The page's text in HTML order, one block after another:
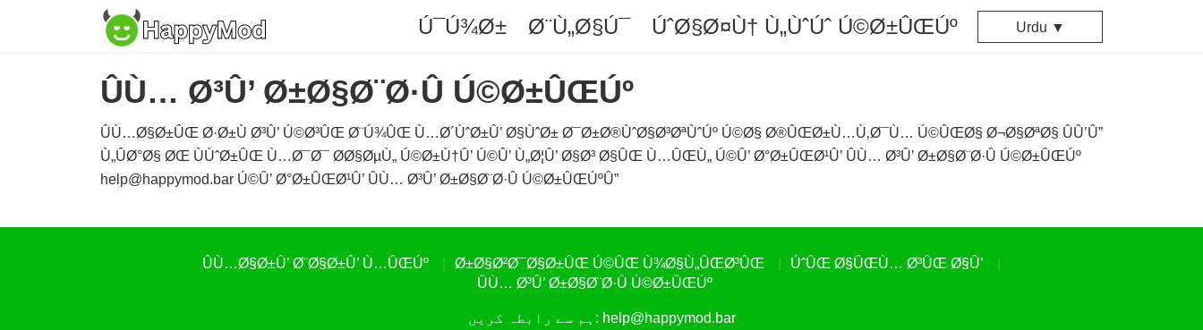
Ú¯Ú¾Ø± Ø¨Ù„Ø§Ú¯ ÚˆØ§Ø¤Ù† Ù„ÙˆÚˆ Ú©Ø±ÛŒÚº Urdu ▼
ÛÙ… Ø³Û’ Ø±Ø§Ø¨Ø·Û Ú©Ø±ÛŒÚº
ÛÙ…Ø§Ø±ÛŒ Ø·Ø±Ù Ø³Û’ Ú©Ø³ÛŒ Ø¨Ú¾ÛŒ Ù…Ø´ÙˆØ±Û’ Ø§ÙˆØ± Ø¯Ø±Ø®ÙˆØ§Ø³ØªÙˆÚº Ú©Ø§ Ø®ÛŒØ±Ù…Ù‚Ø¯Ù… Ú©ÛŒØ§ Ø¬Ø§ØªØ§ ÛÛ’Û”
Ù„ÛØ°Ø§ ØŒ ÙÙˆØ±ÛŒ Ù…Ø¯Ø¯ Ø­Ø§ØµÙ„ Ú©Ø±Ù†Û’ Ú©Û’ Ù„Ø¦Û’ Ø§Ø³ Ø§ÛŒ Ù…ÛŒÙ„ Ú©Û’ Ø°Ø±ÛŒØ¹Û’ ÛÙ… Ø³Û’ Ø±Ø§Ø¨Ø·Û Ú©Ø±ÛŒÚº
help@happymod.bar Ú©Û’ Ø°Ø±ÛŒØ¹Û’ ÛÙ… Ø³Û’ Ø±Ø§Ø¨Ø·Û Ú©Ø±ÛŒÚºÛ”
ÛÙ…Ø§Ø±Û’ Ø¨Ø§Ø±Û’ Ù…ÛŒÚº Ø±Ø§Ø²Ø¯Ø§Ø±ÛŒ Ú©ÛŒ Ù¾Ø§Ù„ÛŒØ³ÛŒ
ÚˆÛŒ Ø§ÛŒÙ… Ø³ÛŒ Ø§Û’
ÛÙ… Ø³Û’ Ø±Ø§Ø¨Ø·Û Ú©Ø±ÛŒÚº
ہم سے رابطہ کریں: help@happymod.bar